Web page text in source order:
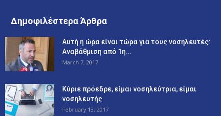
Δημοφιλέστερα Άρθρα
Αυτή η ώρα είναι τώρα για τους νοσηλευτές:
Αναβάθμιση από 1η...
March 7, 2017
Κύριε πρόεδρε, είμαι νοσηλεύτρια, είμαι
νοσηλευτής
February 13, 2017